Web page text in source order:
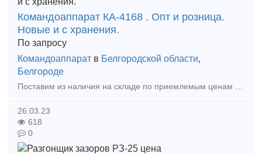
Командоаппарат КА-4168 . Опт и розница.
Новые и с хранения.
По запросу
Командоаппарат в Белгородской области,
Белгороде
26.03.23
618
0